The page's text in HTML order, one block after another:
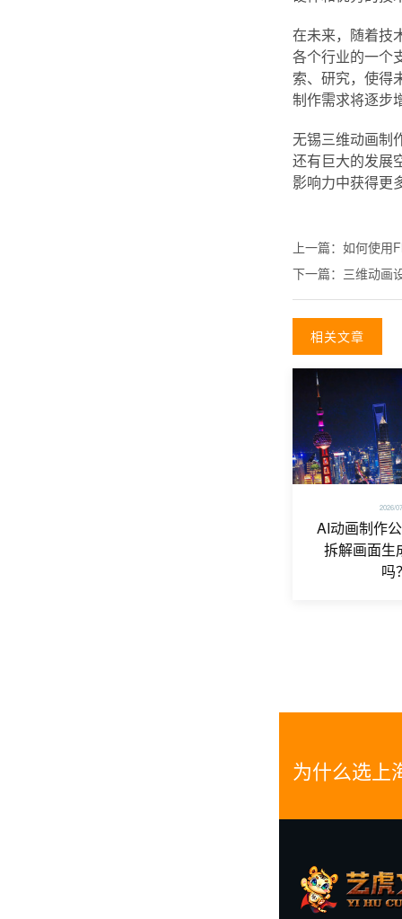
在未来，随着技
各个行业的一个
索、研究，使得
制作需求将逐步
无锡三维动画制
还有巨大的发展
影响力中获得更
上一篇： 如何使用
下一篇： 三维动画
相关文章
2026/
AI动画制作
拆解画面生
吗
为什么选上